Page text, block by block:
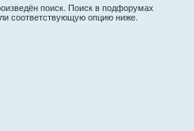
поиск. Поиск в подфорумах
соответствующую опцию ниже.